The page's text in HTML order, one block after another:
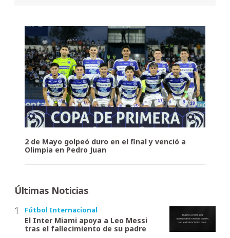
2 de Mayo golpeó duro en el final y venció a
Olimpia en Pedro Juan
Últimas Noticias
Fútbol Internacional
El Inter Miami apoya a Leo Messi
tras el fallecimiento de su padre